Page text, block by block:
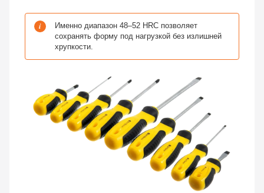
i
Именно диапазон 48–52 HRC позволяет
сохранять форму под нагрузкой без излишней
хрупкости.